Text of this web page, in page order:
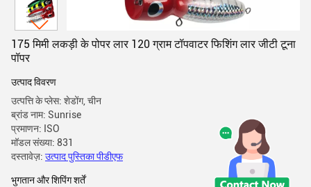
175 मिमी लकड़ी के पोपर लार 120 ग्राम टॉपवाटर फिशिंग लार जीटी टूना
पॉपर
उत्पाद विवरण
उत्पत्ति के प्लेस: शेडोंग, चीन
ब्रांड नाम: Sunrise
प्रमाणन: ISO
मॉडल संख्या: 831
दस्तावेज़: उत्पाद पुस्तिका पीडीएफ
भुगतान और शिपिंग शर्तें